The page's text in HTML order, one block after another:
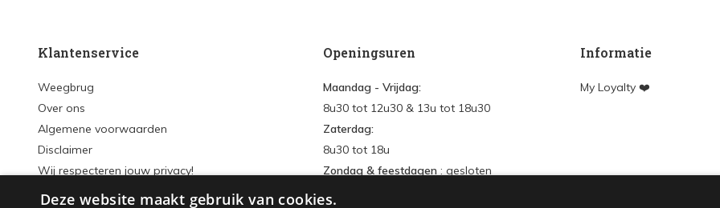
Klantenservice
Weegbrug
Over ons
Algemene voorwaarden
Disclaimer
Wij respecteren jouw privacy!
Verzenden & retourneren
Openingsuren
Maandag - Vrijdag:
8u30 tot 12u30 & 13u tot 18u30
Zaterdag:
8u30 tot 18u
Zondag & feestdagen : gesloten
Informatie
My Loyalty ❤️
Deze website maakt gebruik van cookies.